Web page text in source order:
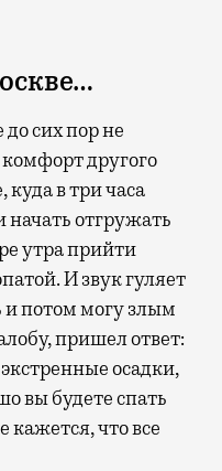
сих пор не
другого
в три часа
начать отгружать
утра прийти
И звук гуляет
и потом могу злым
пришел ответ:
осадки,
вы будете спать
кажется, что все